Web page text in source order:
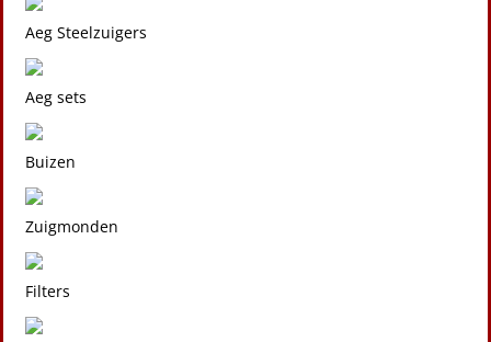
Aeg Steelzuigers
Aeg sets
Buizen
Zuigmonden
Filters